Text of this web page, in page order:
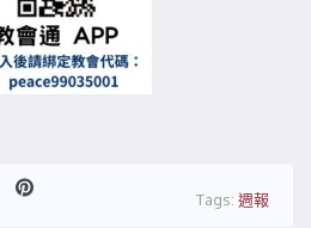
Tags: 週報